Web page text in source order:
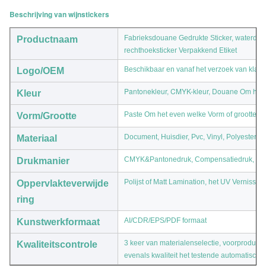
Beschrijving van wijnstickers
Productnaam
Fabrieksdouane Gedrukte Sticker,
rechthoeksticker Verpakkend Etiket
Logo/OEM Beschikbaar en vanaf het verzoek van
Kleur Pantonekleur, CMYK-kleur, Douane Om
Vorm/Grootte Paste Om het even welke Vorm of grootte
Materiaal Document, Huisdier, Pvc, Vinyl, Polyester,
Drukmanier CMYK&Pantonedruk, Compensatiedruk,
Oppervlakteverwijde
ring
Polijst of Matt Lamination, het UV
Kunstwerkformaat AI/CDR/EPS/PDF formaat
Kwaliteitscontrole
3 keer van materialenselectie,
evenals kwaliteit het testende automatisch